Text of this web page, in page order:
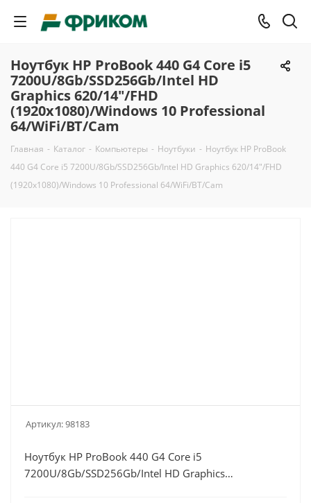
Ноутбук HP ProBook 440 G4 Core i5
7200U/8Gb/SSD256Gb/Intel HD
Graphics 620/14"/FHD
(1920x1080)/Windows 10 Professional
64/WiFi/BT/Cam
Главная - Каталог - Компьютеры - Ноутбуки - Ноутбук HP ProBook
440 G4 Core i5 7200U/8Gb/SSD256Gb/Intel HD Graphics 620/14"/FHD
(1920x1080)/Windows 10 Professional 64/WiFi/BT/Cam
Артикул:98183
Ноутбук HP ProBook 440 G4 Core i5
7200U/8Gb/SSD256Gb/Intel HD Graphics